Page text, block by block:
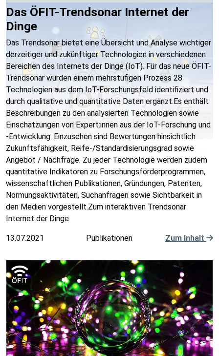
Das ÖFIT-Trendsonar Internet der
Dinge
Das Trendsonar bietet eine Übersicht und Analyse wichtiger
derzeitiger und zukünftiger Technologien in verschiedenen
Bereichen des Internets der Dinge (IoT). Für das neue ÖFIT-
Trendsonar wurden einem mehrstufigen Prozess 28
Technologien aus dem IoT-Forschungsfeld identifiziert und
durch qualitative und quantitative Daten ergänzt.Es enthält
Beschreibungen zu den analysierten Technologien sowie
Einschätzungen von Expert:innen aus der IoT-Forschung und
-Entwicklung. Einzusehen sind Bewertungen hinsichtlich
Zukunftsfähigkeit, Reife-/Standardisierungsgrad sowie
Angebot / Nachfrage. Zu jeder Technologie werden zudem
quantitative Indikatoren zu Forschungsförderprogrammen,
wissenschaftlichen Publikationen, Gründungen, Patenten,
Normungsaktivitäten, Suchanfragen sowie Sichtbarkeit in
den Medien vorgestellt.Zum interaktiven Trendsonar
Internet der Dinge
13.07.2021 Publikationen Zum Inhalt